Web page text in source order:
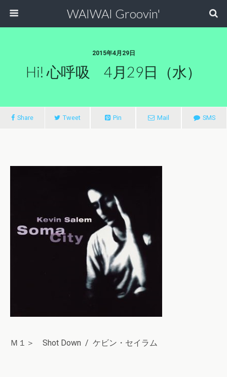
WAIWAI Groovin'
2015年4月29日
Hi! 心呼吸 4月29日（水）
Share Tweet Pin Mail SMS
Ｍ１＞ Shot Down / ケビン・セイラム